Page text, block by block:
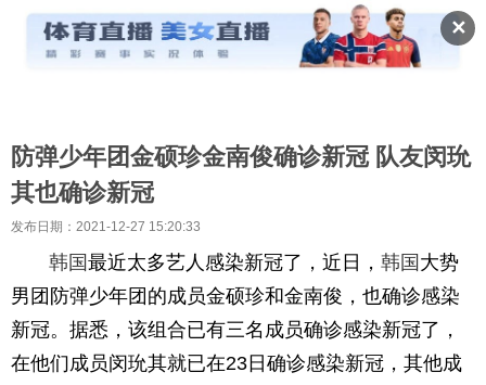
✕
防弹少年团金硕珍金南俊确诊新冠 队友闵玧
其也确诊新冠
发布日期：2021-12-27 15:20:33
韩国最近太多艺人感染新冠了，近日，韩国 大势
男团防弹少年团的成员金硕珍和金南俊，也确诊感染
新冠。据悉，该组合已有三名成员确诊感染新冠了，
在他们成员闵玧其就已在23日确诊感染新冠，其他成